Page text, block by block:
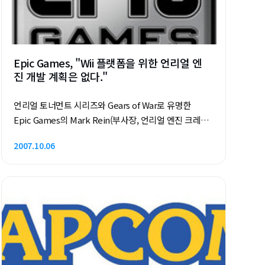
Epic Games, "Wii 플랫폼을 위한 언리얼 엔
진 개발 계획은 없다."
언리얼 토너먼트 시리즈와 Gears of War로 유명한
Epic Games의 Mark Rein(부사장, 언리얼 엔진 크레이
용으로 미들웨어나 그래픽 엔진을 제공·개발할 계획이
게임 엔진을 구동하는 환경이 아니라, 컨트롤러의 차별
화를 둬서 새로운 게임 시장을 여는 데 목적이 있다보니
상대적으로 Xbox360이나 PS3보다 하드웨어 스팩이 현
저하게 떨어지는 현실입니다. "Wii 플랫폼을 위한 게임
2007.10.06